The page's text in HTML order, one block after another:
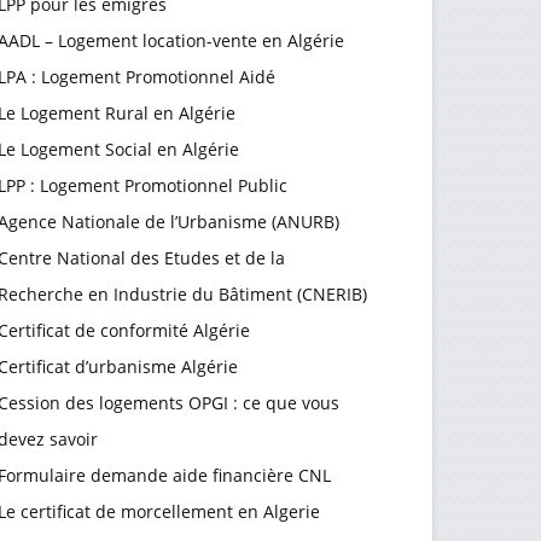
– Logement location-vente en Algérie
: Logement Promotionnel Aidé
Logement Rural en Algérie
Logement Social en Algérie
: Logement Promotionnel Public
Nationale de l’Urbanisme (ANURB)
National des Etudes et de la
en Industrie du Bâtiment (CNERIB)
de conformité Algérie
d’urbanisme Algérie
des logements OPGI : ce que vous
savoir
demande aide financière CNL
certificat de morcellement en Algerie